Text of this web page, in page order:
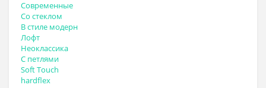
Современные
Со стеклом
В стиле модерн
Лофт
Неоклассика
С петлями
Soft Touch
hardflex